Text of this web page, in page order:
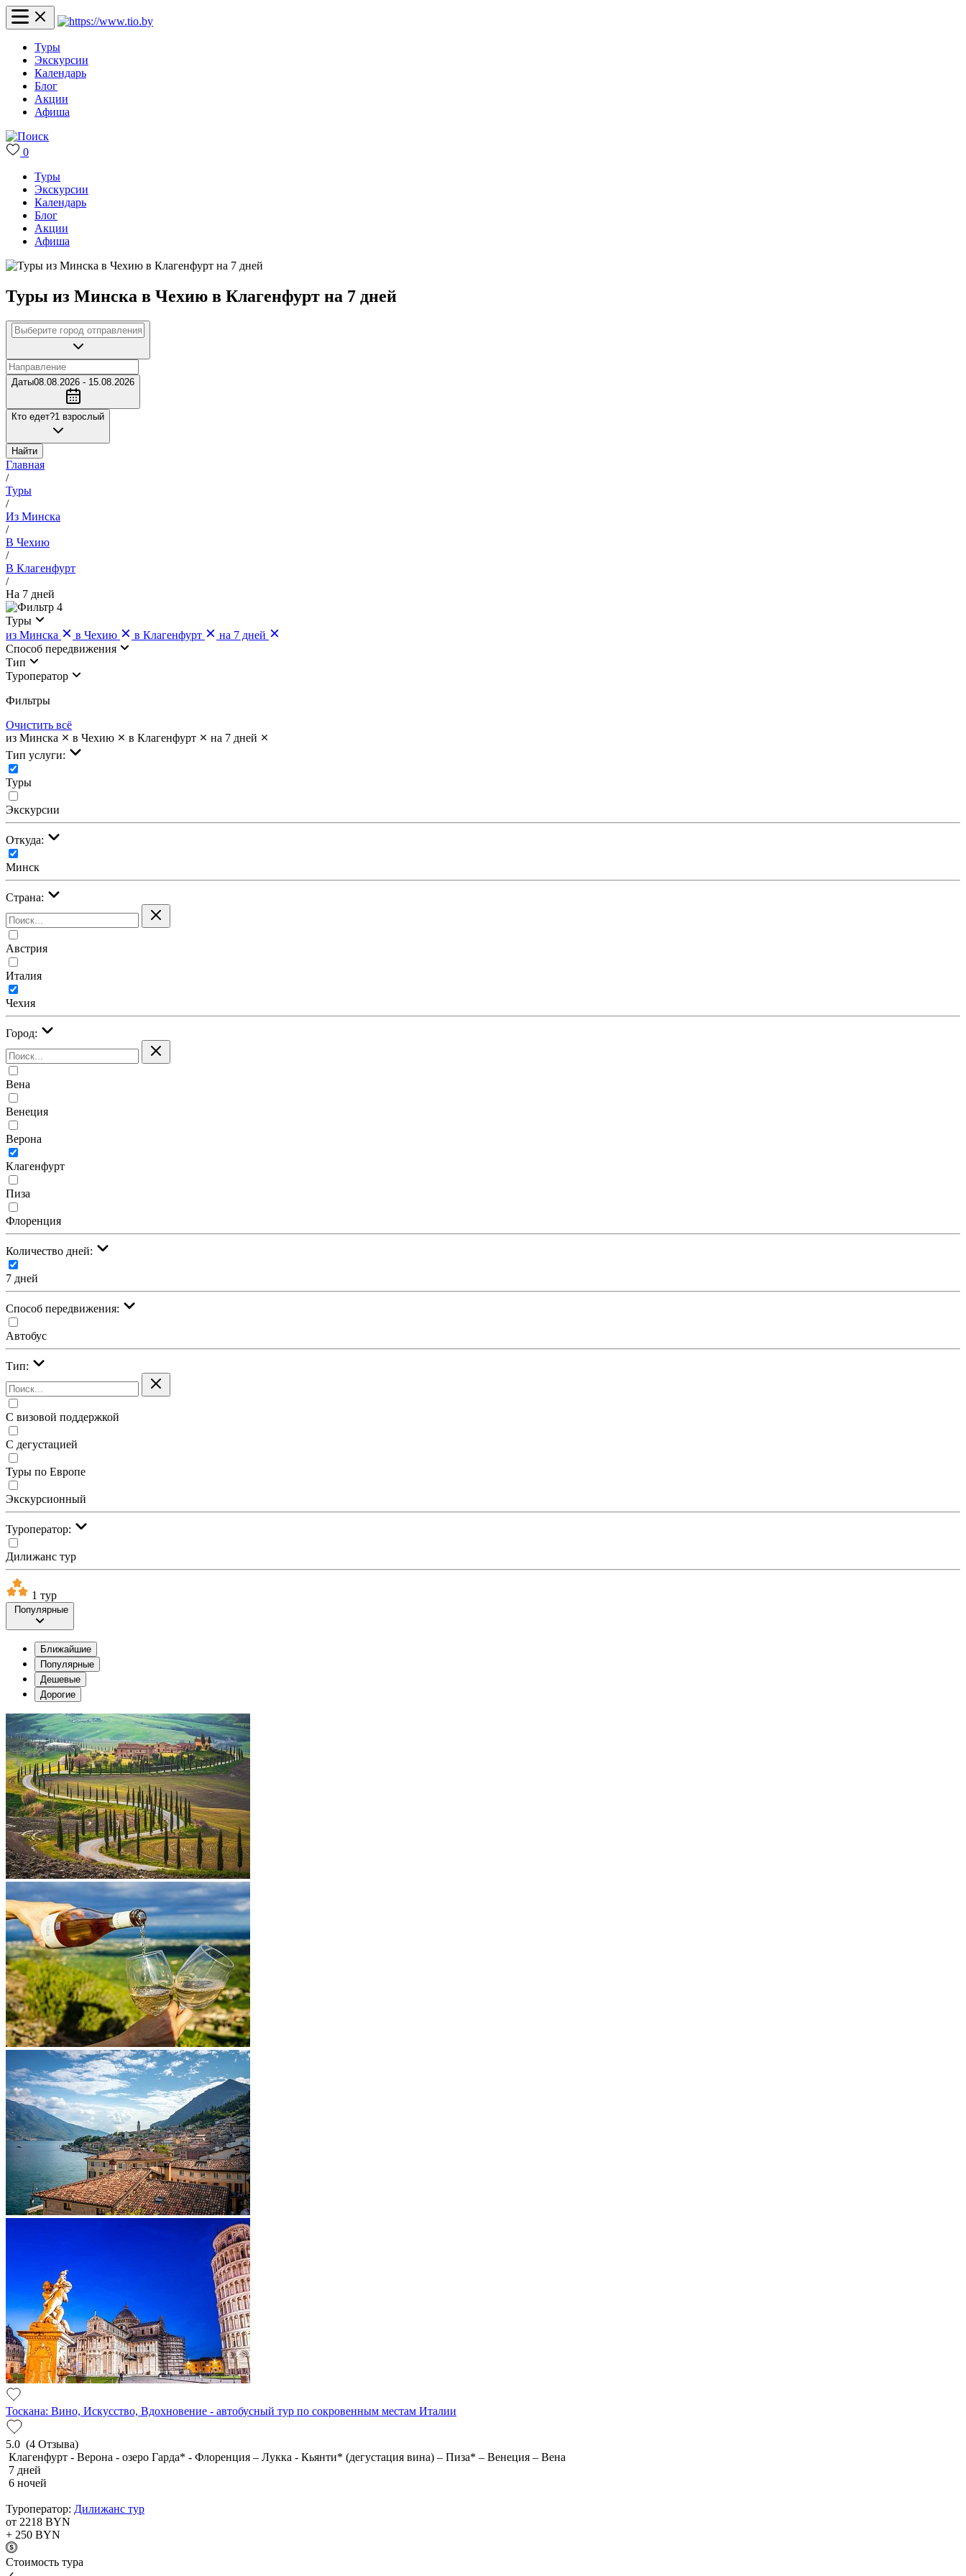
Туры
Экскурсии
Календарь
Блог
Акции
Афиша
0
Туры
Экскурсии
Календарь
Блог
Акции
Афиша
Туры из Минска в Чехию в Клагенфурт на 7 дней
Даты08.08.2026 - 15.08.2026
Кто едет?1 взрослый
Найти
Главная
/
Туры
/
Из Минска
/
В Чехию
/
В Клагенфурт
/
На 7 дней
4
Туры
из Минска
в Чехию в Клагенфурт
на 7 дней
Cпособ передвижения
Тип
Туроператор
Фильтры
Очистить всё
из Минска
в Чехию в Клагенфурт
на 7 дней
Тип услуги:
Туры
Экскурсии
Откуда:
Минск
Страна:
Австрия
Италия
Чехия
Город:
Вена
Венеция
Верона
Клагенфурт
Пиза
Флоренция
Количество дней:
7 дней
Cпособ передвижения:
Автобус
Тип:
С визовой поддержкой
С дегустацией
Туры по Европе
Экскурсионный
Туроператор:
Дилижанс тур
1 тур
Популярные
Ближайшие
Популярные
Дешевые
Дорогие
Тоскана: Вино, Искусство, Вдохновение - автобусный тур по сокровенным местам Италии
5.0 (4 Отзыва)
Клагенфурт - Верона - озеро Гарда* - Флоренция – Лукка - Кьянти* (дегустация вина) – Пиза* – Венеция – Вена
7 дней
6 ночей
Туроператор: Дилижанс тур
от 2218 BYN
+ 250 BYN
Cтоимость тура